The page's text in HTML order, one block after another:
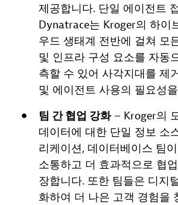
제공합니다. 단일 에이전트
Dynatrace는 Kroger의 하이
우드 생태계 전반에 걸쳐 모
및 인프라 구성 요소를 자동
측할 수 있어 사각지대를 제
및 에이전트 사용의 필요성
팀 간 협업 강화– Kroger의
데이터에 대한 단일 정보 소
리케이션, 데이터베이스 팀
소통하고 더 효과적으로 협
장합니다. 또한 팀들은 디지
화하여 더 나은 고객 경험을